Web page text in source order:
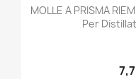
MOLLE A PRISMA
Per